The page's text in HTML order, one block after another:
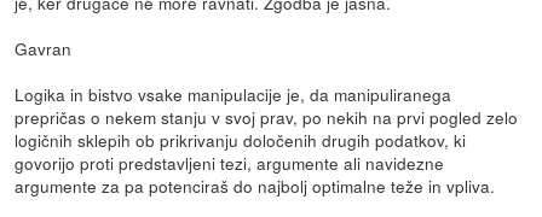
Gavran
Logika in bistvo vsake manipulacije je, da manipuliranega
prepričas o nekem stanju v svoj prav, po nekih na prvi pogled zelo
logičnih sklepih ob prikrivanju določenih drugih podatkov, ki
govorijo proti predstavljeni tezi, argumente ali navidezne
argumente za pa potenciraš do najbolj optimalne teže in vpliva.